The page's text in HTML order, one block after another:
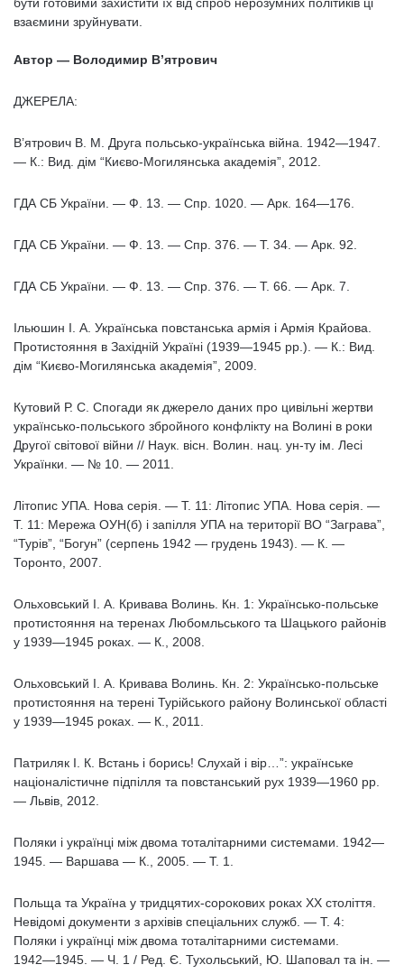
взаємини зруйнувати.
Автор — Володимир В’ятрович
ДЖЕРЕЛА:
В’ятрович В. М. Друга польсько-українська війна. 1942—1947.
— К.: Вид. дім “Києво-Могилянська академія”, 2012.
ГДА СБ України. — Ф. 13. — Спр. 1020. — Арк. 164—176.
ГДА СБ України. — Ф. 13. — Спр. 376. — Т. 34. — Арк. 92.
ГДА СБ України. — Ф. 13. — Спр. 376. — Т. 66. — Арк. 7.
Ільюшин І. А. Українська повстанська армія і Армія Крайова.
Протистояння в Західній Україні (1939―1945 рр.). ― К.: Вид.
дім “Києво-Могилянська академія”, 2009.
Кутовий Р. С. Спогади як джерело даних про цивільні жертви
українсько-польського збройного конфлікту на Волині в роки
Другої світової війни // Наук. вісн. Волин. нац. ун-ту ім. Лесі
Українки. — № 10. — 2011.
Літопис УПА. Нова серія. — Т. 11: Літопис УПА. Нова серія. —
Т. 11: Мережа ОУН(б) і запілля УПА на території ВО “Заграва”,
“Турів”, “Богун” (серпень 1942 — грудень 1943). — К. —
Торонто, 2007.
Ольховський І. А. Кривава Волинь. Кн. 1: Українсько-польське
протистояння на теренах Любомльського та Шацького районів
у 1939―1945 роках. ― К., 2008.
Ольховський І. А. Кривава Волинь. Кн. 2: Українсько-польське
протистояння на терені Турійського району Волинської області
у 1939—1945 роках. — К., 2011.
Патриляк І. К. Встань і борись! Слухай і вір…”: українське
націоналістичне підпілля та повстанський рух 1939—1960 рр.
— Львів, 2012.
Поляки і українці між двома тоталітарними системами. 1942—
1945. — Варшава — К., 2005. — Т. 1.
Польща та Україна у тридцятих-сорокових роках ХХ століття.
Невідомі документи з архівів спеціальних служб. ― Т. 4:
Поляки і українці між двома тоталітарними системами.
1942―1945. ― Ч. 1 / Ред. Є. Тухольський, Ю. Шаповал та ін. ―